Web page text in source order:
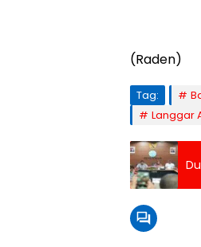
(Raden)
Tag:
Langgar